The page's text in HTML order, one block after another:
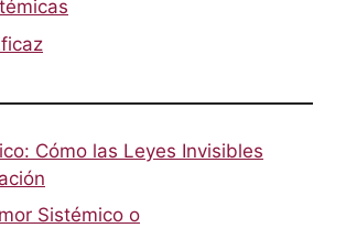
Cómo las Leyes Invisibles
Sistémico o